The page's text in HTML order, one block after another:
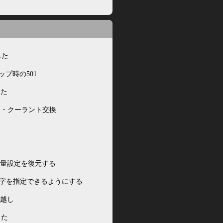
プ時の501
クーラント交換
設定を復元する
を指定できるようにする
し